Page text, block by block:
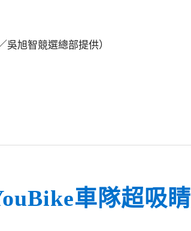
旭智競選總部提供）
車隊超吸睛